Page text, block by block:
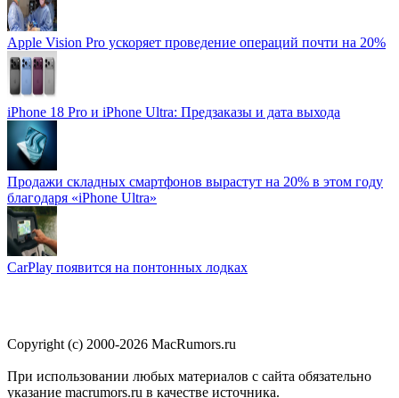
Apple Vision Pro ускоряет проведение операций почти на 20%
iPhone 18 Pro и iPhone Ultra: Предзаказы и дата выхода
Продажи складных смартфонов вырастут на 20% в этом году
благодаря «iPhone Ultra»
CarPlay появится на понтонных лодках
Copyright (c) 2000-2026 MacRumors.ru
При использовании любых материалов с сайта обязательно
указание macrumors.ru в качестве источника.